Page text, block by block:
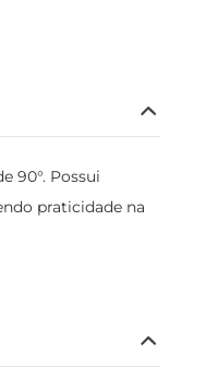
90°. Possui
praticidade na